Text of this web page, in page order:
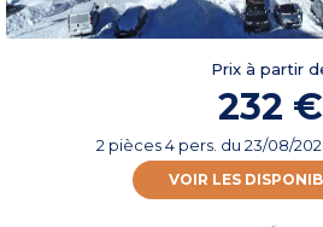
Prix à partir
232 €
2 pièces 4 pers. du 23/08/
VOIR LES